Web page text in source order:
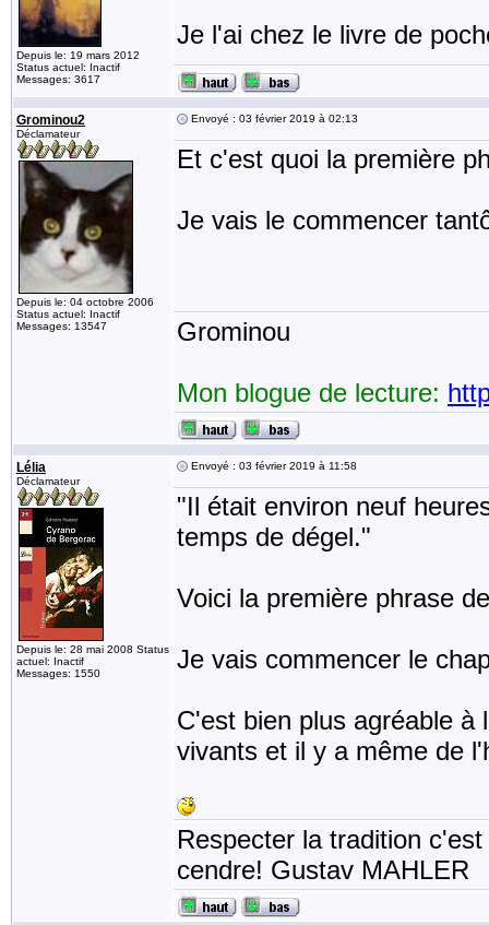
Depuis le: 19 mars 2012
Status actuel: Inactif
Messages: 3617
Je l'ai chez le livre de
Grominou2
Déclamateur
Depuis le: 04 octobre 2006
Status actuel: Inactif
Messages: 13547
Envoyé : 03 février 2019 à 02:13
Et c'est quoi la première
Je vais le commencer
Grominou
Mon blogue de lecture:
Lélia
Déclamateur
Depuis le: 28 mai 2008 Status
actuel: Inactif
Messages: 1550
Envoyé : 03 février 2019 à 11:58
"Il était environ neuf
temps de dégel."
Voici la première phrase
Je vais commencer le
C'est bien plus agréable à
vivants et il y a même de
Respecter la tradition
cendre! Gustav MAHLER